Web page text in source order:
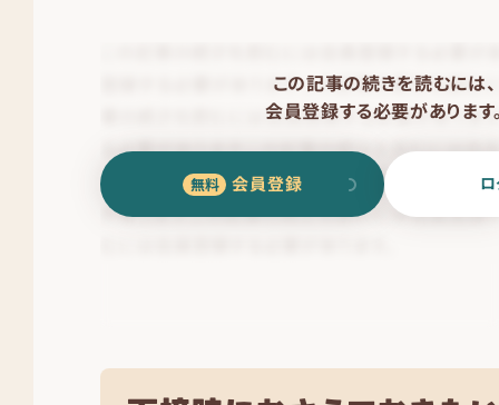
この記事の続きを読むには、
会員登録する必要があります
会員登録